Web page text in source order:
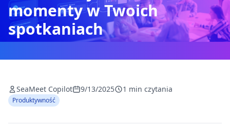
momenty w Twoich
spotkaniach
SeaMeet Copilot 9/13/2025 1 min czytania
Produktywność